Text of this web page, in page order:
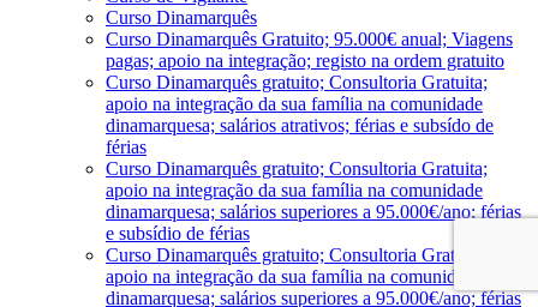
Curso Dinamarquês
Curso Dinamarquês Gratuito; 95.000€ anual; Viagens
pagas; apoio na integração; registo na ordem gratuito
Curso Dinamarquês gratuito; Consultoria Gratuita;
apoio na integração da sua família na comunidade
dinamarquesa; salários atrativos; férias e subsído de
férias
Curso Dinamarquês gratuito; Consultoria Gratuita;
apoio na integração da sua família na comunidade
dinamarquesa; salários superiores a 95.000€/ano; férias
e subsídio de férias
Curso Dinamarquês gratuito; Consultoria Gratuita;
apoio na integração da sua família na comunidade
dinamarquesa; salários superiores a 95.000€/ano; férias